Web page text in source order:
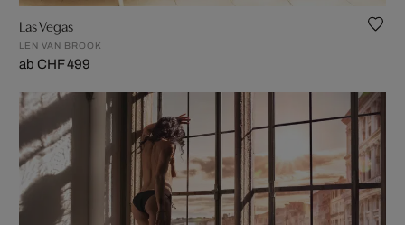
Las Vegas
LEN VAN BROOK
ab CHF 499